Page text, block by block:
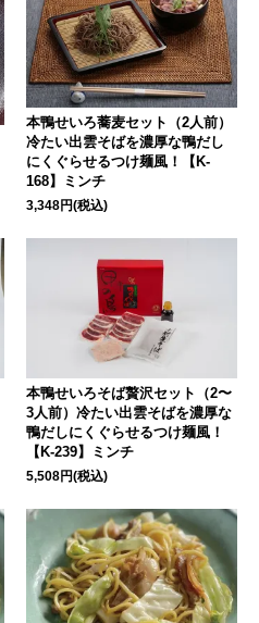
本鴨せいろ蕎麦セット（2人前）
冷たい出雲そばを濃厚な鴨だし
にくぐらせるつけ麺風！【K-
168】ミンチ
3,348円(税込)
本鴨せいろそば贅沢セット（2〜
3人前）冷たい出雲そばを濃厚な
鴨だしにくぐらせるつけ麺風！
【K-239】ミンチ
5,508円(税込)